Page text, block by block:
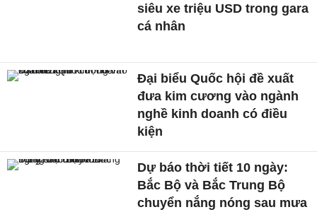
siêu xe triệu USD trong gara
cá nhân
Đại biểu Quốc hội đề xuất
đưa kim cương vào ngành
nghề kinh doanh có điều
kiện
Dự báo thời tiết 10 ngày:
Bắc Bộ và Bắc Trung Bộ
chuyển nắng nóng sau mưa